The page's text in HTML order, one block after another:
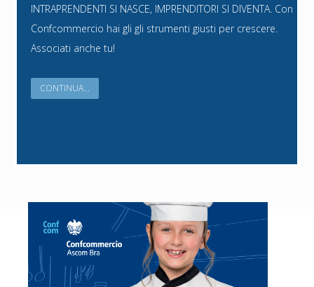
INTRAPRENDENTI SI NASCE, IMPRENDITORI SI DIVENTA. Con
Confcommercio hai gli gli strumenti giusti per crescere.
Associati anche tu!
CONTINUA...